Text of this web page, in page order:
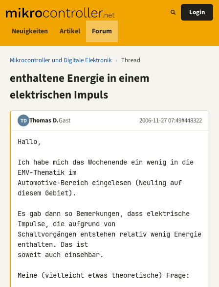
Neuigkeiten Artikel Forum
Login
Mikrocontroller und Digitale Elektronik › Thread
enthaltene Energie in einem
elektrischen Impuls
TD Thomas D.Gast 2006-11-27 07:49#448322
Hallo,
Ich habe mich das Wochenende ein wenig in die
EMV-Thematik im
Automotive-Bereich eingelesen (Neuling auf
diesem Gebiet).
Es gab dann so Bemerkungen, dass elektrische
Impulse, die aufgrund von
Schaltvorgängen entstehen relativ wenig Energie
enthalten. Das ist
soweit auch einsehbar.
Meine (vielleicht etwas theoretische) Frage: